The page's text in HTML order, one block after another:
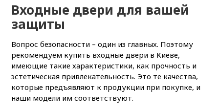
Входные двери для вашей
защиты
Вопрос безопасности – один из главных. Поэтому
рекомендуем купить входные двери в Киеве,
имеющие такие характеристики, как прочность и
эстетическая привлекательность. Это те качества,
которые предъявляют к продукции при покупке, и
наши модели им соответствуют.